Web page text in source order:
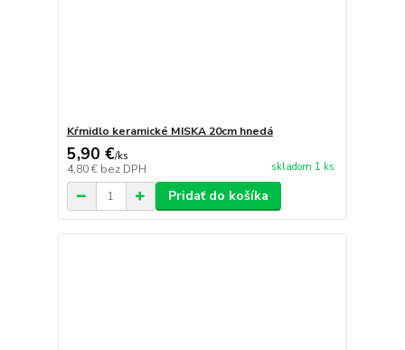
Kŕmidlo keramické MISKA 20cm hnedá
5,90 €/ks
4,80 € bez DPH skladom 1 ks
Pridať do košíka